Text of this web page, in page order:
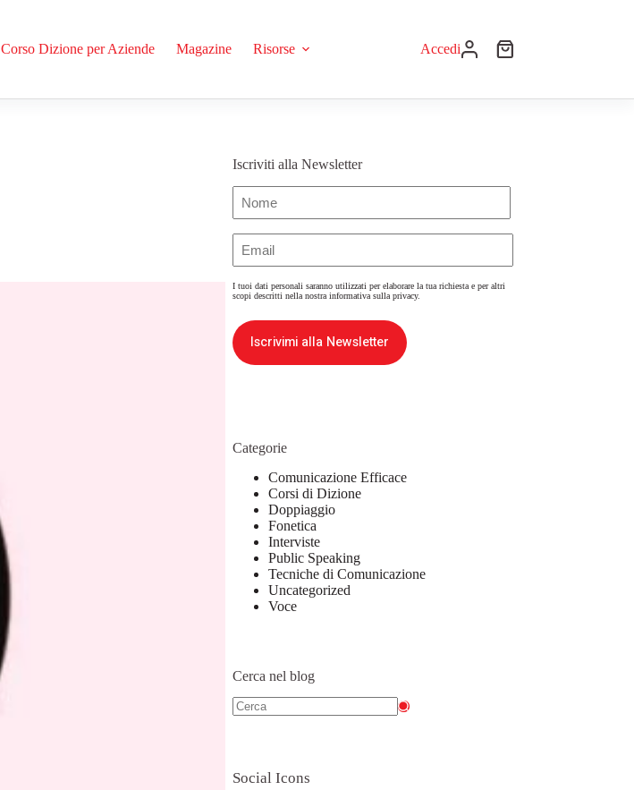
Corso Dizione per Aziende Magazine Risorse Accedi
Iscriviti alla Newsletter
I tuoi dati personali saranno utilizzati per elaborare la tua richiesta e per altri
scopi descritti nella nostrainformativa sulla privacy.
Iscrivimi alla Newsletter
Categorie
Comunicazione Efficace
Corsi di Dizione
Doppiaggio
Fonetica
Interviste
Public Speaking
Tecniche di Comunicazione
Uncategorized
Voce
Cerca nel blog
Social Icons